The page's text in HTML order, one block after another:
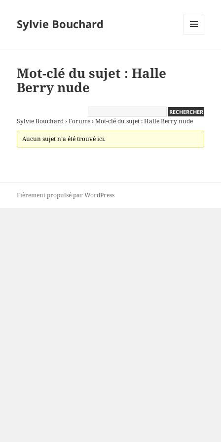
Sylvie Bouchard
Mot-clé du sujet : Halle
Berry nude
Sylvie Bouchard › Forums › Mot-clé du sujet : Halle Berry nude
Aucun sujet n’a été trouvé ici.
Fièrement propulsé par WordPress